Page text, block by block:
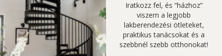
Iratkozz fel, és “házhoz”
viszem a legjobb
lakberendezési ötleteket,
praktikus tanácsokat és a
szebbnél szebb otthonokat!